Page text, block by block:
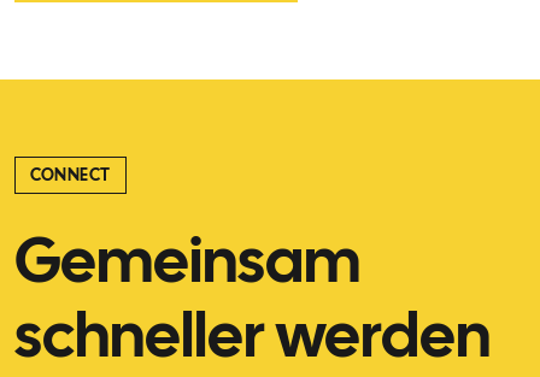
CONNECT
Gemeinsam
schneller werden